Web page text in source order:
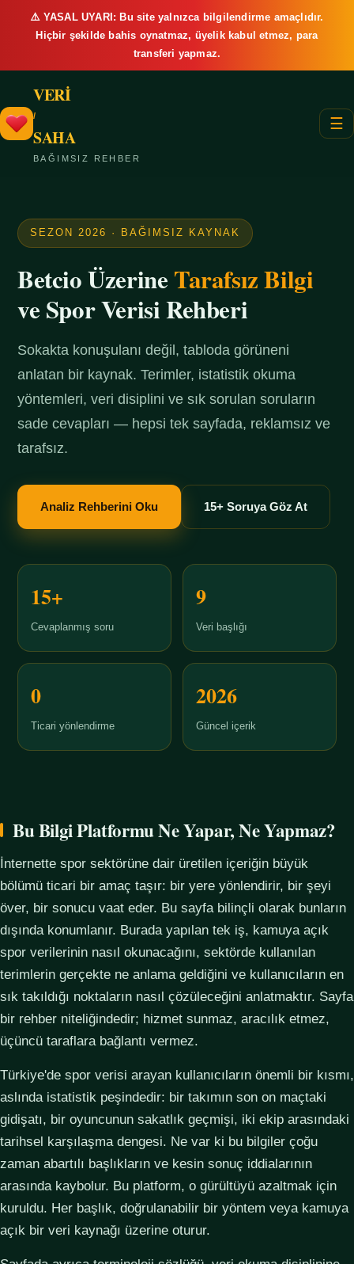
⚠️ YASAL UYARI: Bu site yalnızca bilgilendirme amaçlıdır.
Hiçbir şekilde bahis oynatmaz, üyelik kabul etmez, para
transferi yapmaz.
VERİ
/
SAHA
BAĞIMSIZ REHBER
☰
SEZON 2026 · BAĞIMSIZ KAYNAK
Betcio ÜzerineTarafsız Bilgi
ve Spor Verisi Rehberi
Sokakta konuşulanı değil, tabloda görüneni
anlatan bir kaynak. Terimler, istatistik okuma
yöntemleri, veri disiplini ve sık sorulan soruların
sade cevapları — hepsi tek sayfada, reklamsız ve
tarafsız.
Analiz Rehberini Oku 15+ Soruya Göz At
15+
Cevaplanmış soru
9
Veri başlığı
0
Ticari yönlendirme
2026
Güncel içerik
Bu Bilgi Platformu Ne Yapar, Ne Yapmaz?
İnternette spor sektörüne dair üretilen içeriğin büyük
bölümü ticari bir amaç taşır: bir yere yönlendirir, bir şeyi
över, bir sonucu vaat eder. Bu sayfa bilinçli olarak bunların
dışında konumlanır. Burada yapılan tek iş, kamuya açık
spor verilerinin nasıl okunacağını, sektörde kullanılan
terimlerin gerçekte ne anlama geldiğini ve kullanıcıların en
sık takıldığı noktaların nasıl çözüleceğini anlatmaktır. Sayfa
bir rehber niteliğindedir; hizmet sunmaz, aracılık etmez,
üçüncü taraflara bağlantı vermez.
Türkiye'de spor verisi arayan kullanıcıların önemli bir kısmı,
aslında istatistik peşindedir: bir takımın son on maçtaki
gidişatı, bir oyuncunun sakatlık geçmişi, iki ekip arasındaki
tarihsel karşılaşma dengesi. Ne var ki bu bilgiler çoğu
zaman abartılı başlıkların ve kesin sonuç iddialarının
arasında kaybolur. Bu platform, o gürültüyü azaltmak için
kuruldu. Her başlık, doğrulanabilir bir yöntem veya kamuya
açık bir veri kaynağı üzerine oturur.